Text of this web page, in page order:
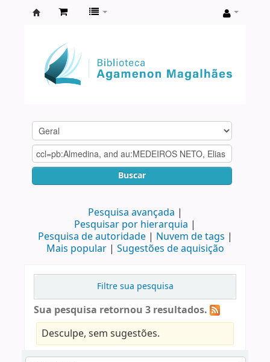
Agamenon
Magalhães
Buscar
Pesquisa avançada
Pesquisar por hierarquia
Pesquisa de autoridade
Nuvem de tags
Mais popular
Sugestões de aquisição
Filtre sua pesquisa
Sua pesquisa retornou 3 resultados.
Desculpe, sem sugestões.